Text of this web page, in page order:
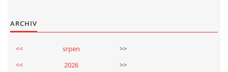
ARCHIV
<< srpen
>>
<<
2026
>>